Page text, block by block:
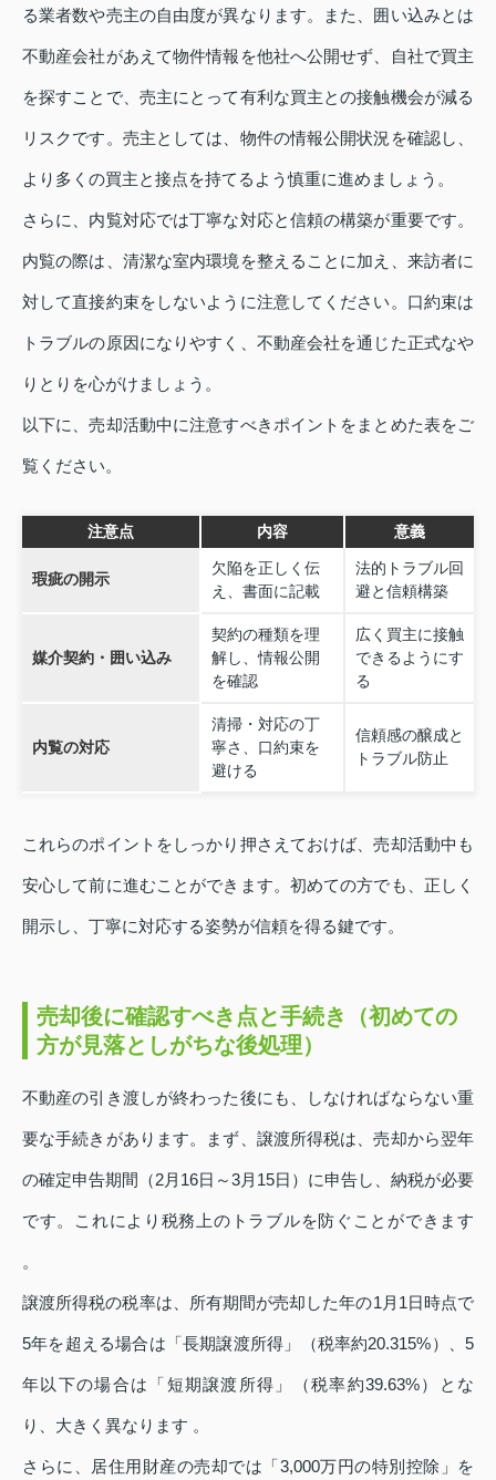
る業者数や売主の自由度が異なります。また、囲い込みとは
不動産会社があえて物件情報を他社へ公開せず、自社で買主
を探すことで、売主にとって有利な買主との接触機会が減る
リスクです。売主としては、物件の情報公開状況を確認し、
より多くの買主と接点を持てるよう慎重に進めましょう。
さらに、内覧対応では丁寧な対応と信頼の構築が重要です。
内覧の際は、清潔な室内環境を整えることに加え、来訪者に
対して直接約束をしないように注意してください。口約束は
トラブルの原因になりやすく、不動産会社を通じた正式なや
りとりを心がけましょう。
以下に、売却活動中に注意すべきポイントをまとめた表をご
覧ください。
注意点 内容 意義
瑕疵の開示
欠陥を正しく伝
え、書面に記載
法的トラブル回
避と信頼構築
媒介契約・囲い込み
契約の種類を理
解し、情報公開
を確認
広く買主に接触
できるようにす
る
内覧の対応
清掃・対応の丁
寧さ、口約束を
避ける
信頼感の醸成と
トラブル防止
これらのポイントをしっかり押さえておけば、売却活動中も
安心して前に進むことができます。初めての方でも、正しく
開示し、丁寧に対応する姿勢が信頼を得る鍵です。
売却後に確認すべき点と手続き（初めての
方が見落としがちな後処理）
不動産の引き渡しが終わった後にも、しなければならない重
要な手続きがあります。まず、譲渡所得税は、売却から翌年
の確定申告期間（2月16日～3月15日）に申告し、納税が必要
です。これにより税務上のトラブルを防ぐことができます
。
譲渡所得税の税率は、所有期間が売却した年の1月1日時点で
5年を超える場合は「長期譲渡所得」（税率約20.315%）、5
年以下の場合は「短期譲渡所得」（税率約39.63%）とな
り、大きく異なります 。
さらに、居住用財産の売却では「3,000万円の特別控除」を